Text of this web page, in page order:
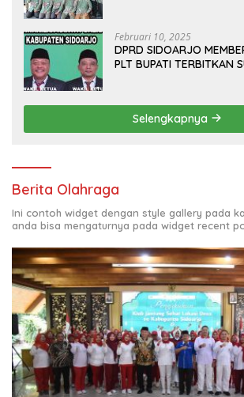
Februari 10, 2025
DPRD SIDOARJO
PLT BUPATI TERBITKAN
KELUAR KOTA
Selengkapnya
Berita Olahraga
Ini contoh widget dengan style gallery pada
anda bisa mengaturnya pada widget recent